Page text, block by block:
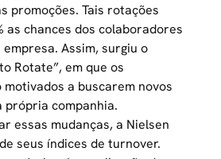
promoções. Tais rotações
as chances dos colaboradores
Assim, surgiu o
Rotate”, em que os
a buscarem novos
própria companhia.
essas mudanças, a Nielsen
seus índices de turnover.